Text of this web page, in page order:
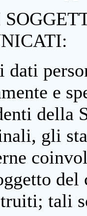
dati
e
della
gli
tali